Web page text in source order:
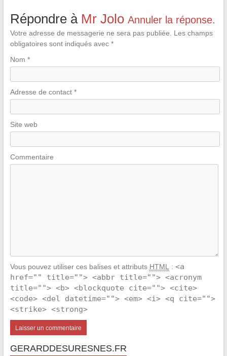
Répondre à Mr Jolo Annuler la réponse.
Votre adresse de messagerie ne sera pas publiée.
Les champs
obligatoires sont indiqués avec *
Nom *
Adresse de contact *
Site web
Commentaire
Vous pouvez utiliser ces balises et attributs HTML : <a
href="" title=""> <abbr title=""> <acronym
title=""> <b> <blockquote cite=""> <cite>
<code> <del datetime=""> <em> <i> <q cite="">
<strike> <strong>
GERARDDESURESNES.FR